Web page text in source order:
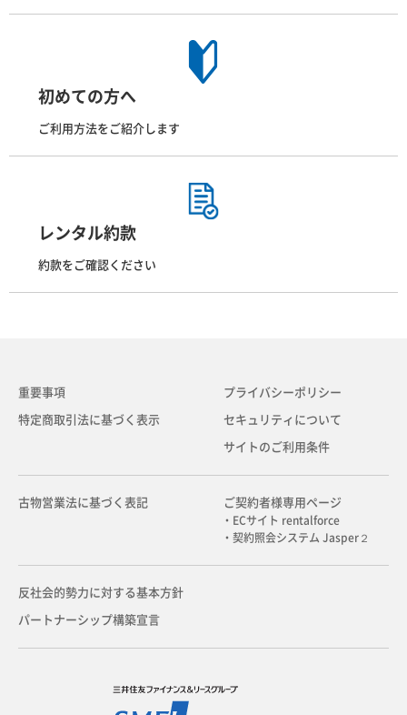
初めての方へ
ご利用方法をご紹介します
レンタル約款
約款をご確認ください
重要事項
特定商取引法に基づく表示
プライバシーポリシー
セキュリティについて
サイトのご利用条件
古物営業法に基づく表記 ご契約者様専用ページ
・ECサイト rentalforce
・契約照会システム Jasper２
反社会的勢力に対する基本方針
パートナーシップ構築宣言